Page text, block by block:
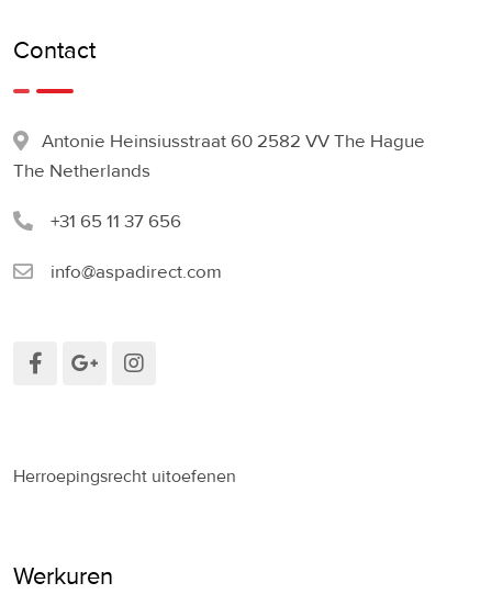
Contact
Antonie Heinsiusstraat 60 2582 VV The Hague
The Netherlands
+31 65 11 37 656
info@aspadirect.com
Herroepingsrecht uitoefenen
Werkuren